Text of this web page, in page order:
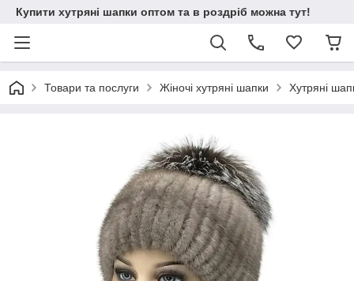
Купити хутряні шапки оптом та в роздріб можна тут!
Товари та послуги Жіночі хутряні шапки Хутряні